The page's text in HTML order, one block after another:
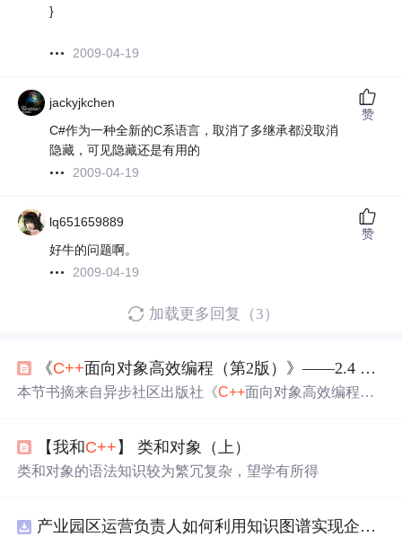
}
2009-04-19
jackyjkchen
C#作为一种全新的C系语言，取消了多继承都没取消
隐藏，可见隐藏还是有用的
2009-04-19
赞
lq651659889
好牛的问题啊。
2009-04-19
赞
加载更多回复（3）
《C++面向对象高效编程（第2版）》——2.4 保护实现
本节书摘来自异步社区出版社《C++面向对象高效编程
众号查看。 2.4 保护实现C++ 面向对象高效编程（第2版）
传统的面向过程编程，缺乏对实现者的保护。如果实现在
【我和C++ 】 类和对象（上）
类和对象的语法知识较为繁冗复杂，望学有所得
产业园区运营负责人如何利用知识图谱实现企业精准对接与协同？.docx